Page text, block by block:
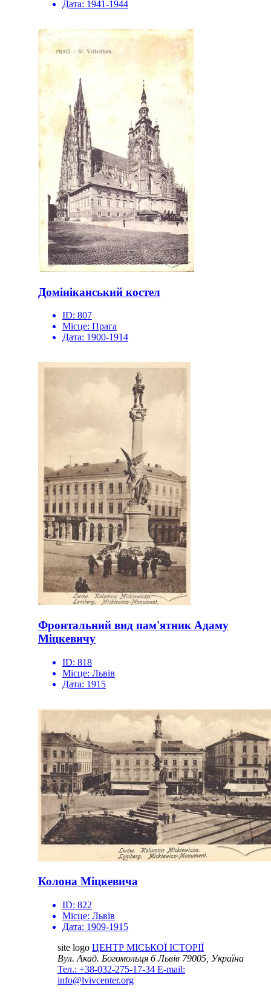
Дата: 1941-1944
Домініканський костел
ID: 807
Місце: Прага
Дата: 1900-1914
Фронтальний вид пам'ятник Адаму
Міцкевичу
ID: 818
Місце: Львів
Дата: 1915
Колона Міцкевича
ID: 822
Місце: Львів
Дата: 1909-1915
site logo ЦЕНТР МІСЬКОЇ ІСТОРІЇ
Вул. Акад. Богомольця 6Львів 79005, Україна
Тел.: +38-032-275-17-34 E-mail:
info@lvivcenter.org